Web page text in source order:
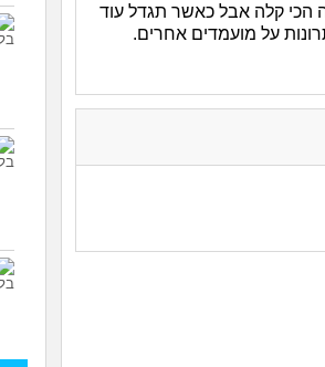
הכי קלה אבל כאשר תגדל עוד
על מועמדים אחרים.